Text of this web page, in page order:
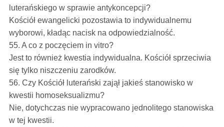
luterańskiego w sprawie antykoncepcji?
Kościół ewangelicki pozostawia to indywidualnemu
wyborowi, kładąc nacisk na odpowiedzialność.
55. A co z poczęciem in vitro?
Jest to również kwestia indywidualna. Kościół sprzeciwia
się tylko niszczeniu zarodków.
56. Czy Kościół luterański zajął jakieś stanowisko w
kwestii homoseksualizmu?
Nie, dotychczas nie wypracowano jednolitego stanowiska
w tej kwestii.